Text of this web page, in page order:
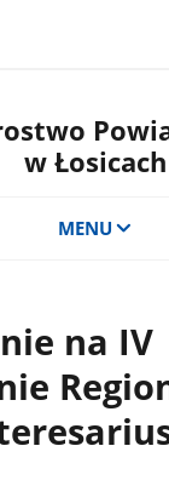
w Łosicach
MENU
na IV